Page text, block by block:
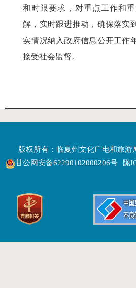
和时限要求，对重点工作和
解，实时跟进推动，确保落实
实情况纳入政府信息公开工作
接受社会监督。
版权所有：临夏州文化广电和旅游
甘公网安备62290102000206号
陇